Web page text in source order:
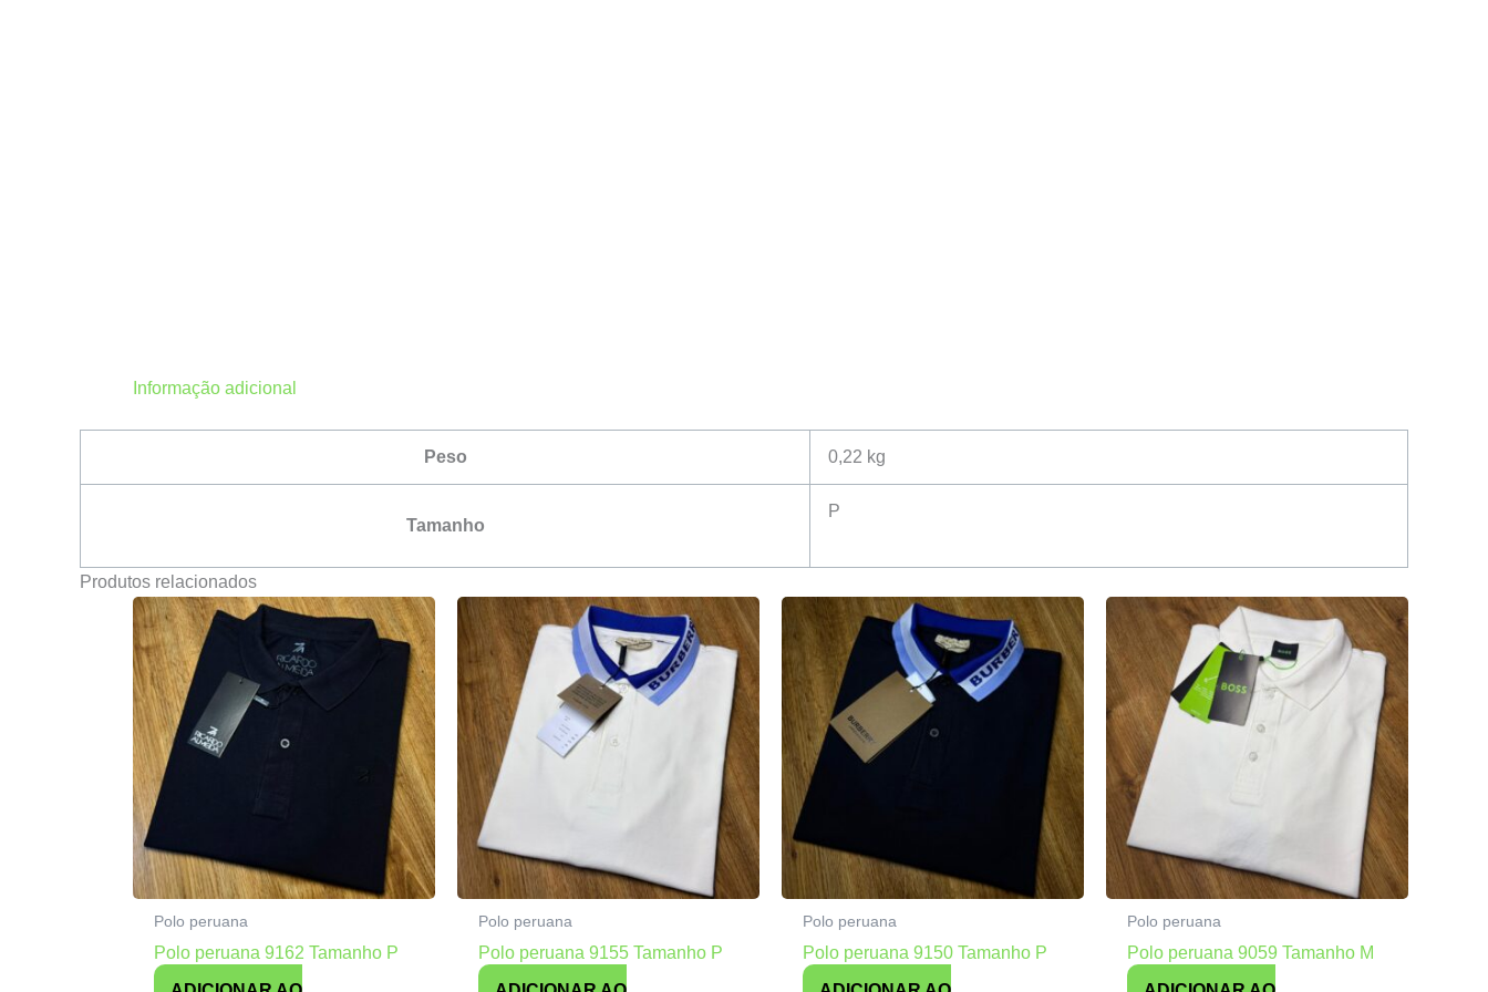
Informação adicional
Peso 0,22 kg
Tamanho
P
Produtos relacionados
Polo peruana
Polo peruana 9162 Tamanho P
Polo peruana
Polo peruana 9155 Tamanho P
Polo peruana
Polo peruana 9150 Tamanho P
Polo peruana
Polo peruana 9059 Tamanho M